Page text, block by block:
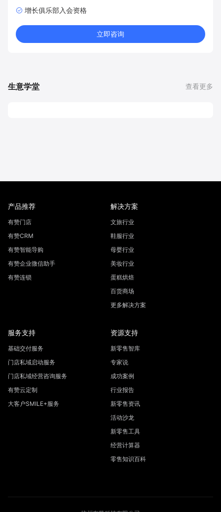
增长俱乐部入会资格
立即咨询
生意学堂 查看更多
产品推荐
有赞门店
有赞CRM
有赞智能导购
有赞企业微信助手
有赞连锁
解决方案
文旅行业
鞋服行业
母婴行业
美妆行业
蛋糕烘焙
百货商场
更多解决方案
服务支持
基础交付服务
门店私域启动服务
门店私域经营咨询服务
有赞云定制
大客户SMILE+服务
资源支持
新零售智库
专家说
成功案例
行业报告
新零售资讯
活动沙龙
新零售工具
经营计算器
零售知识百科